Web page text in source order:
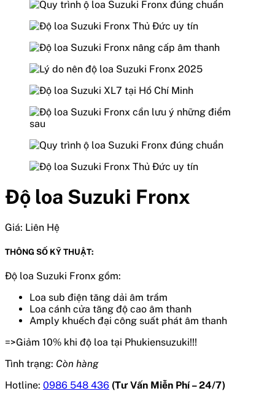
Độ loa Suzuki Fronx
Giá: Liên Hệ
THÔNG SỐ KỸ THUẬT:
Độ loa Suzuki Fronx gồm:
Loa sub điện tăng dải âm trầm
Loa cánh cửa tăng độ cao âm thanh
Amply khuếch đại công suất phát âm thanh
=>Giảm 10% khi độ loa tại Phukiensuzuki!!!
Tình trạng: Còn hàng
Hotline: 0986 548 436 (Tư Vấn Miễn Phí – 24/7)